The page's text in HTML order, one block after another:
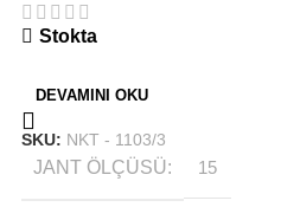
Stokta
DEVAMINI OKU
SKU: NKT - 1103/3
JANT ÖLÇÜSÜ 15